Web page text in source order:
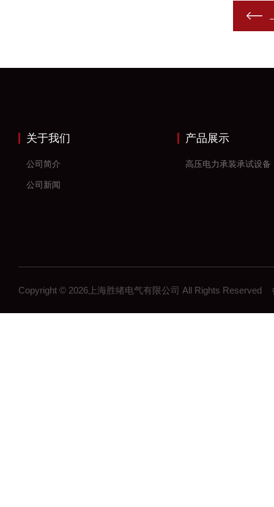
关于我们
公司简介
公司新闻
产品展示
高压电力承装承试设备
Copyright © 2026上海胜绪电气有限公司 All Rights Reserved